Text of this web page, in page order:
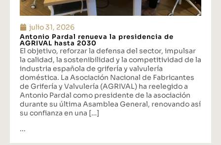
julio 31, 2026
Antonio Pardal renueva la presidencia de
AGRIVAL hasta 2030
El objetivo, reforzar la defensa del sector, impulsar
la calidad, la sostenibilidad y la competitividad de la
industria española de grifería y valvulería
doméstica. La Asociación Nacional de Fabricantes
de Grifería y Valvulería (AGRIVAL) ha reelegido a
Antonio Pardal como presidente de la asociación
durante su última Asamblea General, renovando así
su confianza en una […]
...